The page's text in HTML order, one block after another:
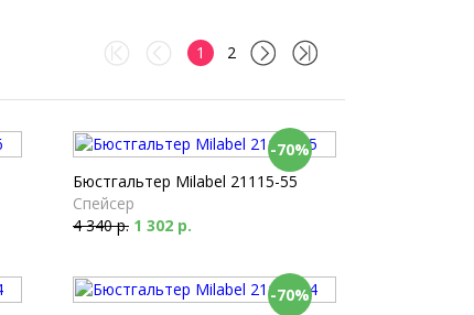
1 2
-70%
Бюстгальтер Milabel 21115-55
Спейсер
4 340 р. 1 302 р.
-70%